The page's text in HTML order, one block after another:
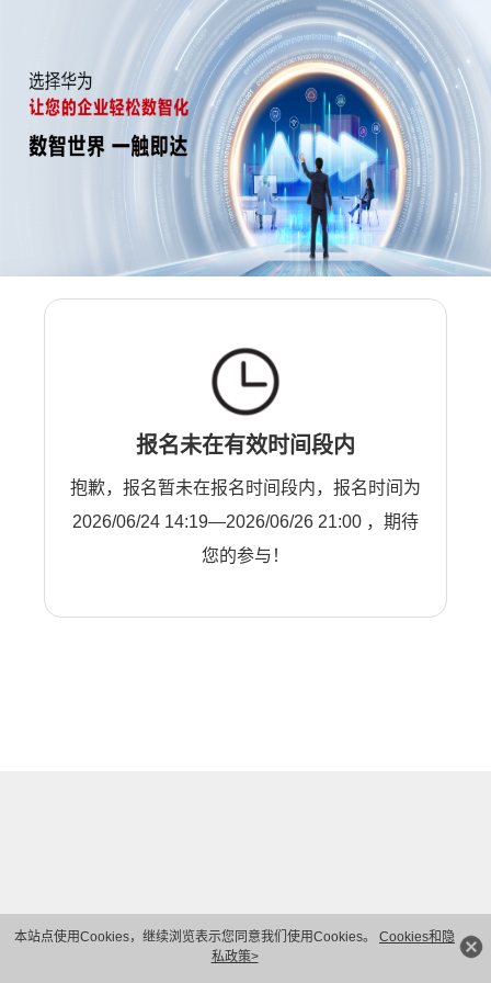
本站点使用Cookies，继续浏览表示您同意我们使用Cookies。 Cookies和隐
私政策>
报名未在有效时间段内
抱歉，报名暂未在报名时间段内，报名时间为
2026/06/24 14:19—2026/06/26 21:00 ，期待
您的参与！